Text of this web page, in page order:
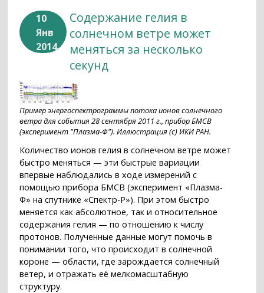
10
Янв
2014
Содержание гелия в
солнечном ветре может
меняться за несколько
секунд
Пример энергоспектрограммы потока ионов солнечного
ветра для события 28 сентября 2011 г., прибор БМСВ
(эксперимент "Плазма-Ф"). Иллюстрация (с) ИКИ РАН.
Количество ионов гелия в солнечном ветре может
быстро меняться — эти быстрые вариации
впервые наблюдались в ходе измерений с
помощью прибора БМСВ (эксперимент «Плазма-
Ф» на спутнике «Спектр-Р»). При этом быстро
меняется как абсолютное, так и относительное
содержания гелия — по отношению к числу
протонов. Полученные данные могут помочь в
понимании того, что происходит в солнечной
короне — области, где зарождается солнечный
ветер, и отражать её мелкомасштабную
структуру.